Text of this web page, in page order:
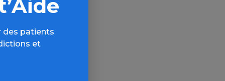
les
des patients
et